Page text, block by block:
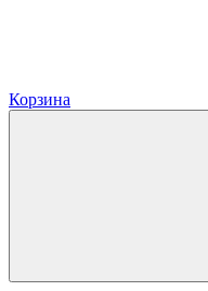
Корзина